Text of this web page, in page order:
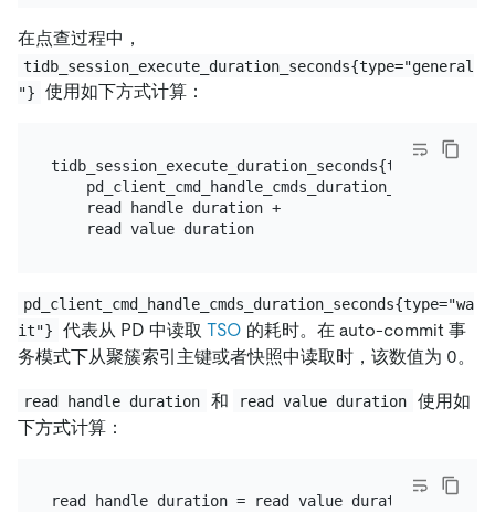
在点查过程中，
tidb_session_execute_duration_seconds{type="general
"}
使用如下方式计算：
    read handle duration +
    read value duration
pd_client_cmd_handle_cmds_duration_seconds{type="wa
it"}
代表从 PD 中读取TSO 的耗时。在 auto-commit 事
务模式下从聚簇索引主键或者快照中读取时，该数值为 0。
read handle duration 和 read value duration
使用如
下方式计算：
read handle duration = read value duration =